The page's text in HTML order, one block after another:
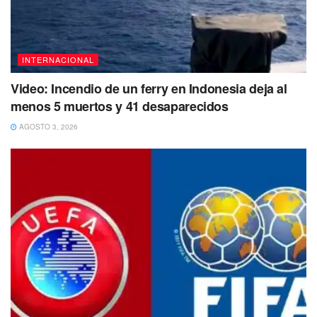
98 al 92, con respecto al informe anterior, que fue
elaborado antes de la invasión rusa.
En la edición de este año, países del norte de Europa
confirmaron su posición como las naciones más felices.
Después de Finlandia, en el segundo lugar quedó
Dinamarca, seguido por Islandia.
INTERNACIONAL
Video: Incendio de un ferry en Indonesia deja al
menos 5 muertos y 41 desaparecidos
AGOSTO 3, 2026